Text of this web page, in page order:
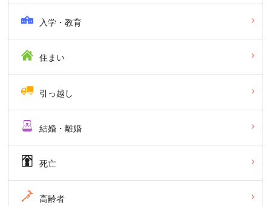
入学・教育
住まい
引っ越し
結婚・離婚
死亡
高齢者